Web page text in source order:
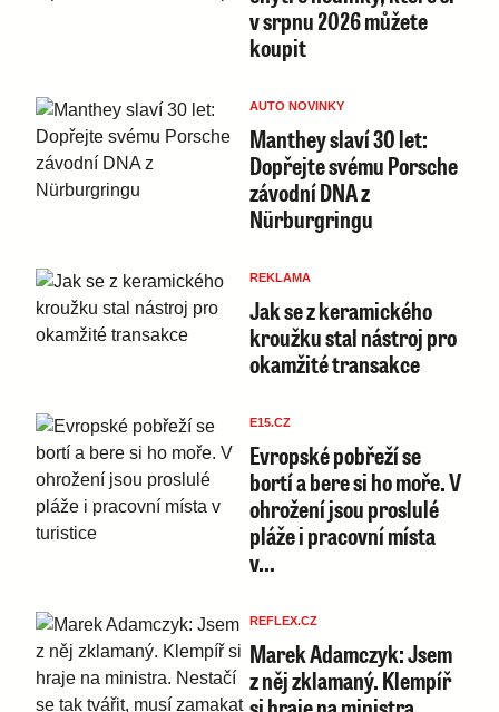
v srpnu 2026 můžete
koupit
AUTO NOVINKY
Manthey slaví 30 let:
Dopřejte svému Porsche
závodní DNA z
Nürburgringu
REKLAMA
Jak se z keramického
kroužku stal nástroj pro
okamžité transakce
E15.CZ
Evropské pobřeží se
bortí a bere si ho moře. V
ohrožení jsou proslulé
pláže i pracovní místa
v…
REFLEX.CZ
Marek Adamczyk: Jsem
z něj zklamaný. Klempíř